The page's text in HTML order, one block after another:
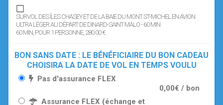
SURVOL DES ÎLES CHASEY ET DE LA BAIE DU MONT ST-MICHEL EN AVION
ULTRA LÉGER AU DÉPART DE DINARD-SAINT MALO - 60 MIN
60 MIN, POUR 1 PERSONNE, 280.00 €
BON SANS DATE : LE BÉNÉFICIAIRE DU BON CADEAU
CHOISIRA LA DATE DE VOL EN TEMPS VOULU
Pas d'assurance FLEX
0,00€ / bon
Assurance FLEX (échange et